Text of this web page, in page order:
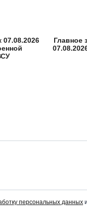
07.08.2026
Главное
персональных данных